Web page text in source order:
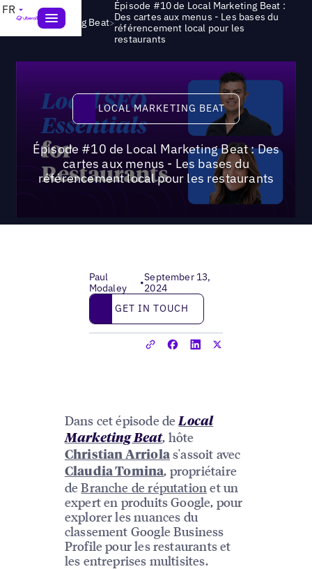
FR
Local Marketing Beat>
Épisode #10 de Local Marketing Beat :
Des cartes aux menus - Les bases du
référencement local pour les
restaurants
Local Marketing Beat
LOCAL MARKETING BEAT
Épisode #10 de Local Marketing Beat : Des
cartes aux menus - Les bases du
référencement local pour les restaurants
Paul
Modaley
•September 13,
2024
Get in touch
GET IN TOUCH
Dans cet épisode de Local
Marketing Beat, hôte
Christian Arriolas'assoit avec
Claudia Tomina, propriétaire
deBranche de réputation et un
expert en produits Google, pour
explorer les nuances du
classement Google Business
Profile pour les restaurants et
les entreprises multisites.